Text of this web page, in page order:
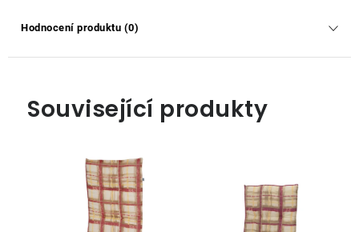
Hodnocení produktu (0)
Související produkty